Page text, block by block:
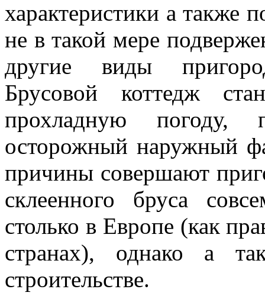
характеристики а также
не в такой мере
другие виды
Брусовой коттедж
прохладную погоду,
осторожный наружный
причины совершают
склеенного бруса
столько в Европе (как
странах), однако а
строительстве.